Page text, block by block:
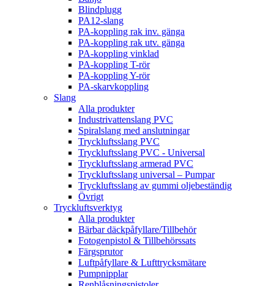
Blindplugg
PA12-slang
PA-koppling rak inv. gänga
PA-koppling rak utv. gänga
PA-koppling vinklad
PA-koppling T-rör
PA-koppling Y-rör
PA-skarvkoppling
Slang
Alla produkter
Industrivattenslang PVC
Spiralslang med anslutningar
Tryckluftsslang PVC
Tryckluftsslang PVC - Universal
Tryckluftsslang armerad PVC
Tryckluftsslang universal – Pumpar
Tryckluftsslang av gummi oljebeständig
Övrigt
Tryckluftsverktyg
Alla produkter
Bärbar däckpåfyllare/Tillbehör
Fotogenpistol & Tillbehörssats
Färgsprutor
Luftpåfyllare & Lufttrycksmätare
Pumpnipplar